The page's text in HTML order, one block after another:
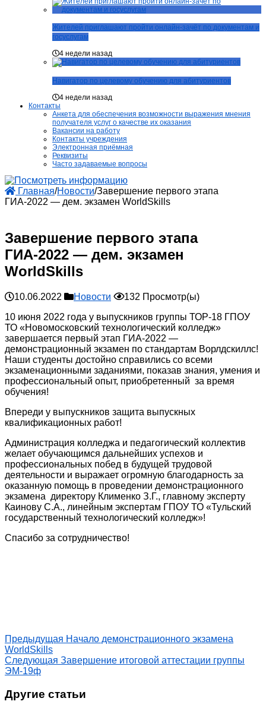
Жителей приглашают пройти онлайн-зачёт по документам и
госуслугам
4 недели назад
Навигатор по целевому обучению для абитуриентов
4 недели назад
Контакты
Анкета для обеспечения возможности выражения мнения
получателя услуг о качестве их оказания
Вакансии на работу
Контакты учреждения
Электронная приёмная
Реквизиты
Часто задаваемые вопросы
Главная/Новости/Завершение первого этапа
ГИА-2022 — дем. экзамен WorldSkills
Завершение первого этапа
ГИА-2022 — дем. экзамен
WorldSkills
10.06.2022 Новости
132 Просмотр(ы)
10 июня 2022 года у выпускников группы ТОР-18 ГПОУ
ТО «Новомосковский технологический колледж»
завершается первый этап ГИА-2022 —
демонстрационный экзамен по стандартам Ворлдскиллс!
Наши студенты достойно справились со всеми
экзаменационными заданиями, показав знания, умения и
профессиональный опыт, приобретенный за время
обучения!
Впереди у выпускников защита выпускных
квалификационных работ!
Администрация колледжа и педагогический коллектив
желает обучающимся дальнейших успехов и
профессиональных побед в будущей трудовой
деятельности и выражает огромную благодарность за
оказанную помощь в проведении демонстрационного
экзамена директору Клименко З.Г., главному эксперту
Каинову С.А., линейным экспертам ГПОУ ТО «Тульский
государственный технологический колледж»!
Спасибо за сотрудничество!
Предыдущая Начало демонстрационного экзамена
WorldSkills
Следующая Завершение итоговой аттестации группы
ЭМ-19ф
Другие статьи